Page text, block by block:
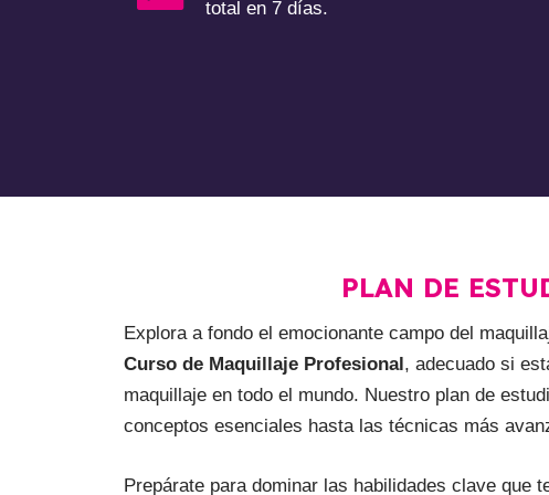
total en 7 días.
PLAN DE
Explora a fondo el emocionante campo del
Curso de Maquillaje Profesional, adecuado si
maquillaje en todo el mundo. Nuestro plan de
conceptos esenciales hasta las técnicas más
Prepárate para dominar las habilidades clave que